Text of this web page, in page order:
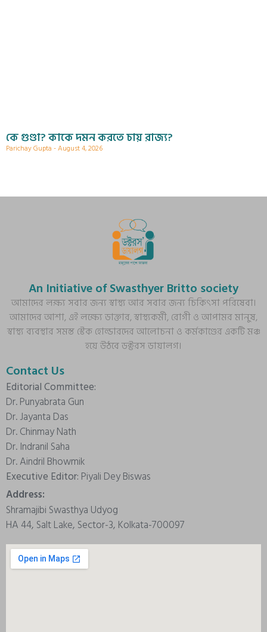
কে গুণ্ডা? কাকে দমন করতে চায় রাজ্য?
Parichay Gupta August 4, 2026
An Initiative of Swasthyer Britto society
আমাদের লক্ষ্য সবার জন্য স্বাস্থ্য আর সবার জন্য চিকিৎসা পরিষেবা।
আমাদের আশা, এই লক্ষ্যে ডাক্তার, স্বাস্থ্যকর্মী, রোগী ও আপামর মানুষ,
স্বাস্থ্য ব্যবস্থার সমস্ত স্টেক হোল্ডারদের আলোচনা ও কর্মকাণ্ডের একটি মঞ্চ
হয়ে উঠবে ডক্টরস ডায়ালগ।
Contact Us
Editorial Committee:
Dr. Punyabrata Gun
Dr. Jayanta Das
Dr. Chinmay Nath
Dr. Indranil Saha
Dr. Aindril Bhowmik
Executive Editor: Piyali Dey Biswas
Address:
Shramajibi Swasthya Udyog
HA 44, Salt Lake, Sector-3, Kolkata-700097